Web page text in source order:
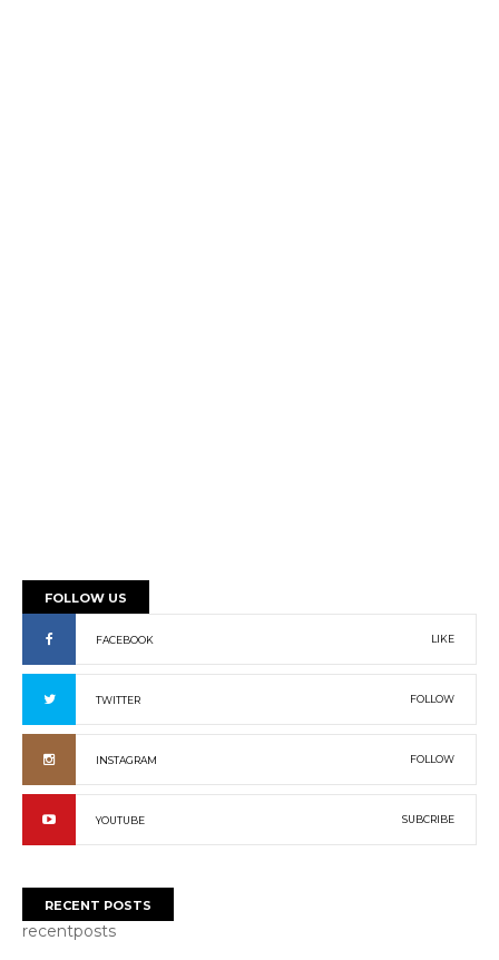
FOLLOW US
FACEBOOK LIKE
TWITTER FOLLOW
INSTAGRAM FOLLOW
YOUTUBE SUBCRIBE
RECENT POSTS
recentposts